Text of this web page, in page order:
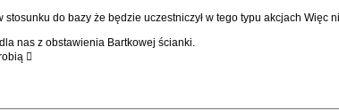
do bazy że będzie uczestniczył w tego typu akcjach Więc
nas z obstawienia Bartkowej ścianki.
